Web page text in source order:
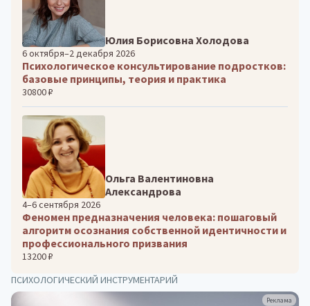
Юлия Борисовна Холодова
6 октября–2 декабря 2026
Психологическое консультирование подростков:
базовые принципы, теория и практика
30800 ₽
Ольга Валентиновна
Александрова
4–6 сентября 2026
Феномен предназначения человека: пошаговый
алгоритм осознания собственной идентичности и
профессионального призвания
13200 ₽
ПСИХОЛОГИЧЕСКИЙ ИНСТРУМЕНТАРИЙ
Реклама